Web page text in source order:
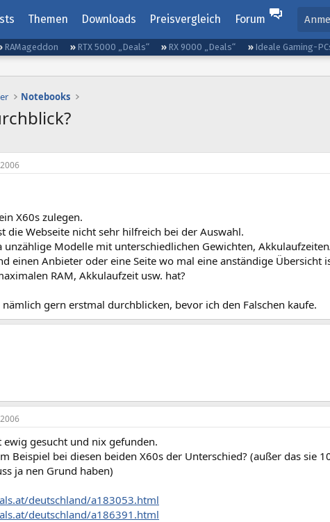
Themen Downloads Preisvergleich Forum
RAMageddon RTX 5000 „Deals“ RX 9000 „Deals“ Ideale Gaming-
Notebooks
X60s zulegen.
die Webseite nicht sehr hilfreich bei der Auswahl.
unzählige Modelle mit unterschiedlichen Gewichten,
einen Anbieter oder eine Seite wo mal eine anständige Übersicht
RAM, Akkulaufzeit usw. hat?
gern erstmal durchblicken, bevor ich den Falschen kaufe.
ewig gesucht und nix gefunden.
Beispiel bei diesen beiden X60s der Unterschied? (außer das sie
ja nen Grund haben)
deutschland/a183053.html
deutschland/a186391.html